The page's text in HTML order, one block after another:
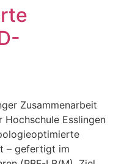
Zusammenarbeit
Hochschule Esslingen
– gefertigt im